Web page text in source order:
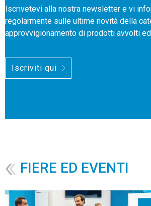
Iscrivetevi alla nostra newsletter e vi
regolarmente sulle ultime novità della
approvvigionamento di prodotti avvolti
Iscriviti qui
FIERE ED EVENTI